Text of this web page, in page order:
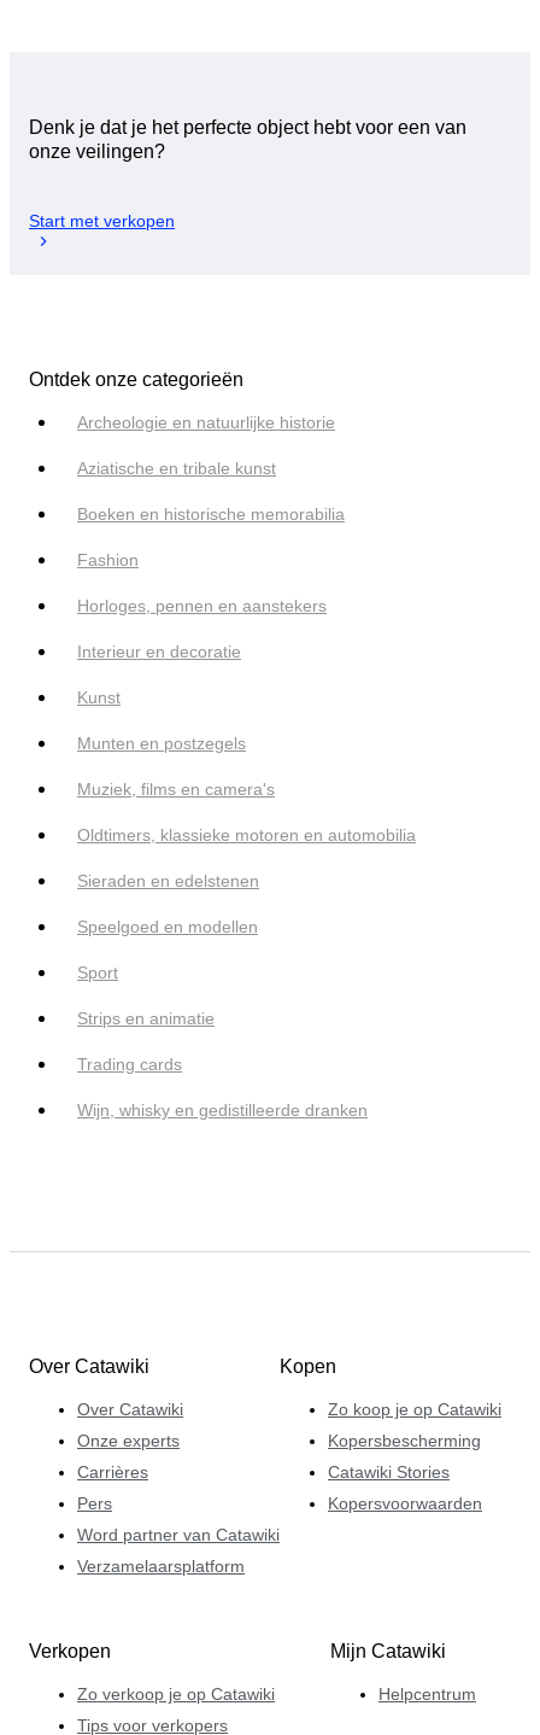
Denk je dat je het perfecte object hebt voor een van
onze veilingen?
Start met verkopen
Ontdek onze categorieën
Archeologie en natuurlijke historie
Aziatische en tribale kunst
Boeken en historische memorabilia
Fashion
Horloges, pennen en aanstekers
Interieur en decoratie
Kunst
Munten en postzegels
Muziek, films en camera's
Oldtimers, klassieke motoren en automobilia
Sieraden en edelstenen
Speelgoed en modellen
Sport
Strips en animatie
Trading cards
Wijn, whisky en gedistilleerde dranken
Over Catawiki
Over Catawiki
Onze experts
Carrières
Pers
Word partner van Catawiki
Verzamelaarsplatform
Kopen
Zo koop je op Catawiki
Kopersbescherming
Catawiki Stories
Kopersvoorwaarden
Verkopen
Zo verkoop je op Catawiki
Tips voor verkopers
Mijn Catawiki
Helpcentrum